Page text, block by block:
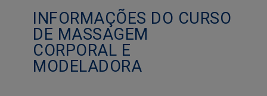
INFORMAÇÕES DO CURSO
DE MASSAGEM
CORPORAL E
MODELADORA